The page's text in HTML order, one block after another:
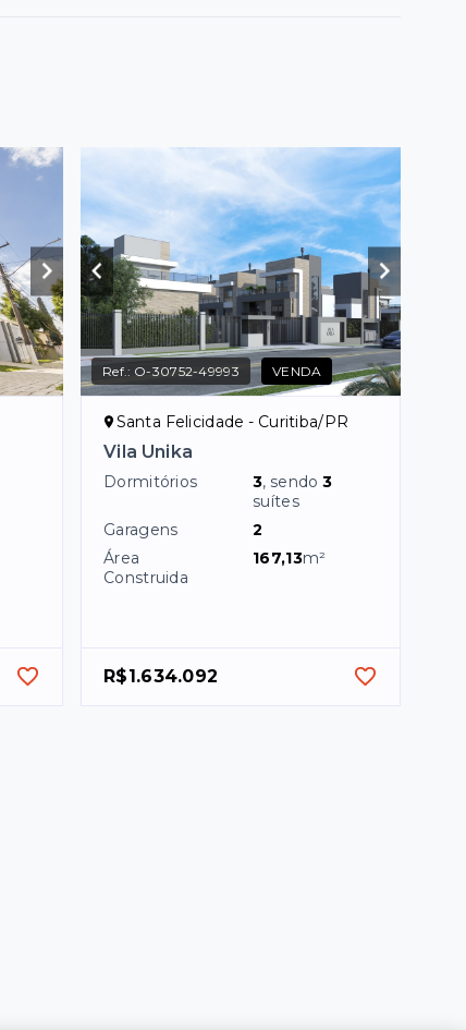
Ref.: O-30752-49993 VENDA
Santa Felicidade - Curitiba/PR
Vila Unika
Dormitórios 3, sendo3
suítes
Garagens
2
Área
Construida
167,13m²
R$1.634.092